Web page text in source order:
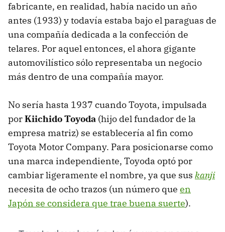
fabricante, en realidad, había nacido un año
antes (1933) y todavía estaba bajo el paraguas de
una compañía dedicada a la confección de
telares. Por aquel entonces, el ahora gigante
automovilístico sólo representaba un negocio
más dentro de una compañía mayor.
No sería hasta 1937 cuando Toyota, impulsada
porKiichido Toyoda (hijo del fundador de la
empresa matriz) se establecería al fin como
Toyota Motor Company. Para posicionarse como
una marca independiente, Toyoda optó por
cambiar ligeramente el nombre, ya que sus kanji
necesita de ocho trazos (un número que en
Japón se considera que trae buena suerte).